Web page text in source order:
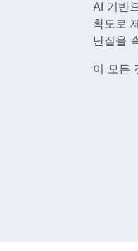
AI 기반
확도로
난질을
이 모든